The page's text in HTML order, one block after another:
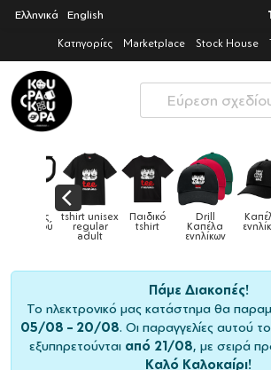
Ελληνικά English
Κατηγορίες Marketplace Stock House
Drill
Καπέλα
ενηλίκων
Καπέλα
ενηλίκων
Καπέλα
παιδικά Κούπες
Πάμε Διακοπές!
Το ηλεκτρονικό μας κατάστημα θα
05/08 – 20/08. Οι παραγγελίες αυτού
εξυπηρετούνται από 21/08, με σειρά
Καλό Καλοκαίρι!